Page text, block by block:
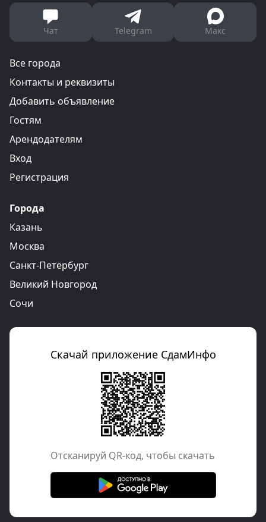
Чат Telegram Макс
Все города
Контакты и реквизиты
Добавить объявление
Гостям
Арендодателям
Вход
Регистрация
Города
Казань
Москва
Санкт-Петербург
Великий Новгород
Сочи
Скачай приложение СдамИнфо
Отcканируй QR-код, чтобы скачать